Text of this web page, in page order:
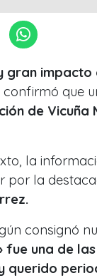
gran impacto
confirmó que
de Vicuña
la
por la
consignó
fue una de
querido